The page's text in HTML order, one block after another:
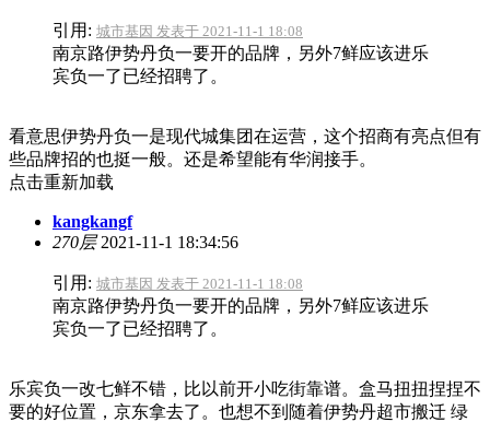
引用: 城市基因 发表于 2021-11-1 18:08
南京路伊势丹负一要开的品牌，另外7鲜应该进乐
宾负一了已经招聘了。
看意思伊势丹负一是现代城集团在运营，这个招商有亮点但有
些品牌招的也挺一般。还是希望能有华润接手。
点击重新加载
kangkangf
270层2021-11-1 18:34:56
引用: 城市基因 发表于 2021-11-1 18:08
南京路伊势丹负一要开的品牌，另外7鲜应该进乐
宾负一了已经招聘了。
乐宾负一改七鲜不错，比以前开小吃街靠谱。盒马扭扭捏捏不
要的好位置，京东拿去了。也想不到随着伊势丹超市搬迁 绿